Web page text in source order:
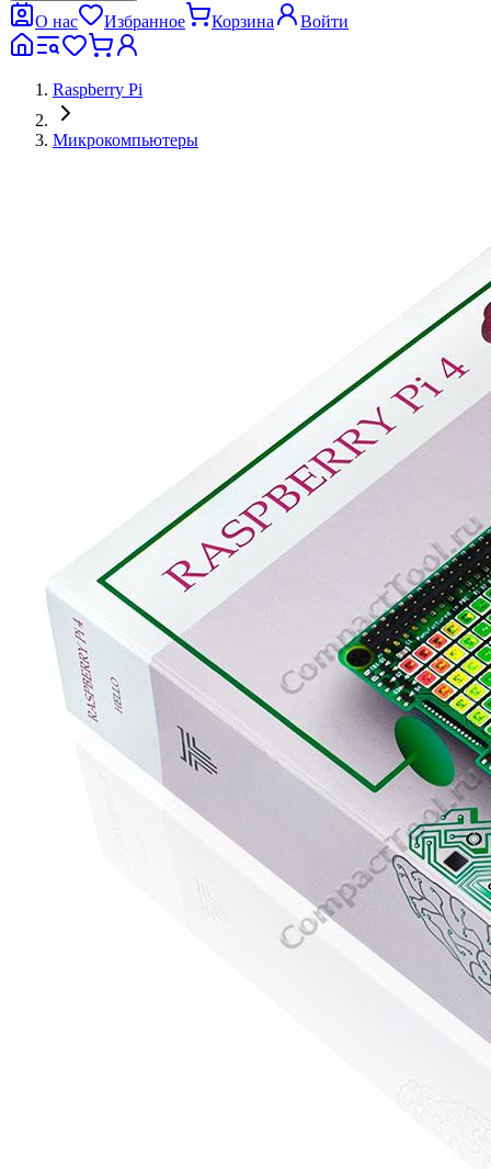
О нас Избранное Корзина Войти
Raspberry Pi
Микрокомпьютеры